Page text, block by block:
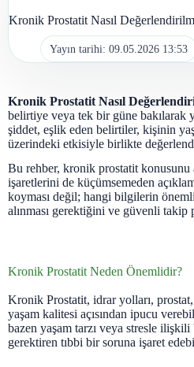
Kronik Prostatit Nasıl
Yayın tarihi: 09.05.2026 13:53
Kronik Prostatit Nasıl
belirtiye veya tek bir güne bakılarak
şiddet, eşlik eden belirtiler, kişinin
üzerindeki etkisiyle birlikte
Bu rehber, kronik prostatit konusunu
işaretlerini de küçümsemeden
koyması değil; hangi bilgilerin
alınması gerektiğini ve güvenli takip
Kronik Prostatit Neden Önemlidir?
Kronik Prostatit, idrar yolları,
yaşam kalitesi açısından ipucu
bazen yaşam tarzı veya stresle
gerektiren tıbbi bir soruna işaret